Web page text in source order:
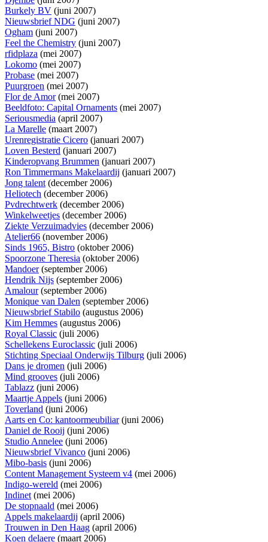
Burkely BV (juni 2007)
Nieuwsbrief NDG (juni 2007)
Ogham (juni 2007)
Feel the Chemistry (juni 2007)
rfidplaza (mei 2007)
Lokomo (mei 2007)
Probase (mei 2007)
Puurgroen (mei 2007)
Flor de Amor(mei 2007)
Beeldfoto: Capital Ornaments (mei 2007)
Seriousmedia (april 2007)
La Marelle (maart 2007)
Urenregistratie Cicero (januari 2007)
Loven Besterd (januari 2007)
Kinderopvang Brummen (januari 2007)
Ron Timmermans Makelaardij (januari 2007)
Jong talent(december 2006)
Heliotech (december 2006)
Pvdrechtwerk (december 2006)
Winkelweetjes (december 2006)
Ziekte Verzuimadvies (december 2006)
Atelier66 (november 2006)
Sinds 1965, Bistro (oktober 2006)
Spoorzone Theresia (oktober 2006)
Mandoer(september 2006)
Hendrik Nijs (september 2006)
Amalour(september 2006)
Monique van Dalen (september 2006)
Nieuwsbrief Stabilo (augustus 2006)
Kim Hemmes (augustus 2006)
Royal Classic (juli 2006)
Schellekens Euroclassic (juli 2006)
Stichting Speciaal Onderwijs Tilburg (juli 2006)
Dans je dromen (juli 2006)
Mind grooves (juli 2006)
Tablazz (juni 2006)
Maartje Appels (juni 2006)
Toverland (juni 2006)
Aarts en Co: kantoormeubiliar(juni 2006)
Daniel de Rooij (juni 2006)
Studio Annelee (juni 2006)
Nieuwsbrief Vivanco (juni 2006)
Mibo-basis (juni 2006)
Content Management Systeem v4 (mei 2006)
Indigo-wereld (mei 2006)
Indinet(mei 2006)
De stopnaald (mei 2006)
Appels makelaardij (april 2006)
Trouwen in Den Haag (april 2006)
Koen delaere (maart 2006)